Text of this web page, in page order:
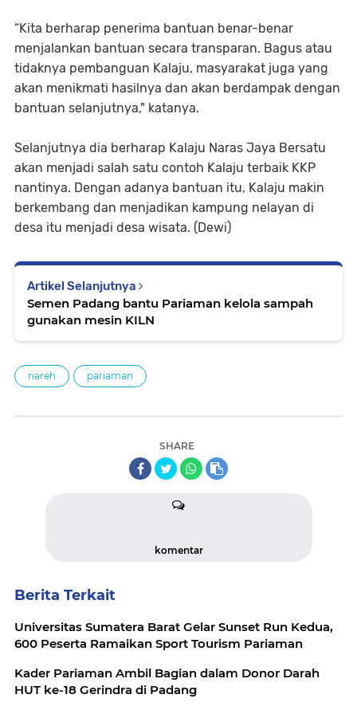
“Kita berharap penerima bantuan benar-benar
menjalankan bantuan secara transparan. Bagus atau
tidaknya pembanguan Kalaju, masyarakat juga yang
akan menikmati hasilnya dan akan berdampak dengan
bantuan selanjutnya," katanya.
Selanjutnya dia berharap Kalaju Naras Jaya Bersatu
akan menjadi salah satu contoh Kalaju terbaik KKP
nantinya. Dengan adanya bantuan itu, Kalaju makin
berkembang dan menjadikan kampung nelayan di
desa itu menjadi desa wisata. (Dewi)
Artikel Selanjutnya
Semen Padang bantu Pariaman kelola sampah
gunakan mesin KILN
nareh pariaman
SHARE
komentar
Berita Terkait
Universitas Sumatera Barat Gelar Sunset Run Kedua,
600 Peserta Ramaikan Sport Tourism Pariaman
Kader Pariaman Ambil Bagian dalam Donor Darah
HUT ke-18 Gerindra di Padang